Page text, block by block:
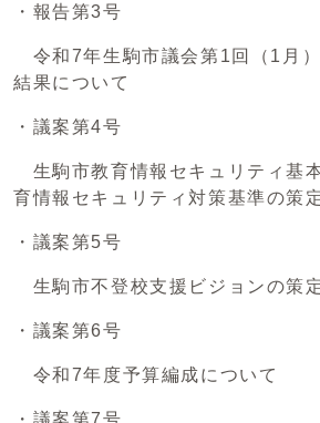
・報告第3号
令和7年生駒市議会第1回（1月
結果について
・議案第4号
生駒市教育情報セキュリティ基
育情報セキュリティ対策基準の策
・議案第5号
生駒市不登校支援ビジョンの策
・議案第6号
令和7年度予算編成について
・議案第7号